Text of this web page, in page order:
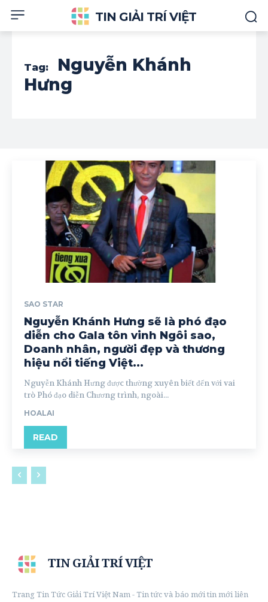
TIN GIẢI TRÍ VIỆT
Tag:
Nguyễn Khánh
Hưng
SAO STAR
Nguyễn Khánh Hưng sẽ là phó đạo
diễn cho Gala tôn vinh Ngôi sao,
Doanh nhân, người đẹp và thương
hiệu nổi tiếng Việt...
Nguyễn Khánh Hưng được thường xuyên biết đến với vai
trò Phó đạo diễn Chương trình, ngoài...
HOALAI
READ
TIN GIẢI TRÍ VIỆT
Trang Tin Tức Giải Trí Việt Nam - Tin tức và báo mới tin mới liên